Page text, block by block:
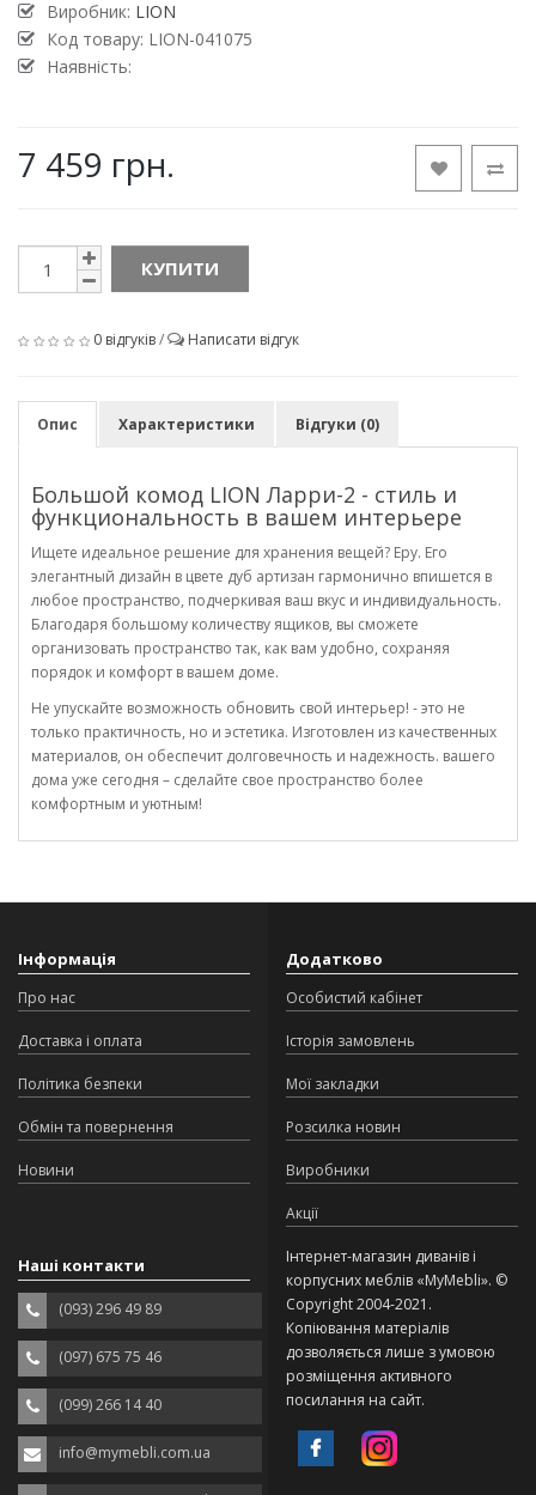
Виробник: LION
Код товару: LION-041075
Наявність:
7 459 грн.
КУПИТИ
0 відгуків/ Написати відгук
Опис Характеристики Відгуки (0)
Большой комод LION Ларри-2 - стиль и
функциональность в вашем интерьере
Ищете идеальное решение для хранения вещей? Еру. Его
элегантный дизайн в цвете дуб артизан гармонично впишется в
любое пространство, подчеркивая ваш вкус и индивидуальность.
Благодаря большому количеству ящиков, вы сможете
организовать пространство так, как вам удобно, сохраняя
порядок и комфорт в вашем доме.
Не упускайте возможность обновить свой интерьер! - это не
только практичность, но и эстетика. Изготовлен из качественных
материалов, он обеспечит долговечность и надежность. вашего
дома уже сегодня – сделайте свое пространство более
комфортным и уютным!
Інформація
Про нас
Доставка і оплата
Політика безпеки
Обмін та повернення
Новини
Додатково
Особистий кабінет
Історія замовлень
Мої закладки
Розсилка новин
Виробники
Акції
Наші контакти
(093) 296 49 89
(097) 675 75 46
(099) 266 14 40
info@mymebli.com.ua
Інтернет-магазин диванів і
корпусних меблів «MyMebli». ©
Copyright 2004-2021.
Копіювання матеріалів
дозволяється лише з умовою
розміщення активного
посилання на сайт.